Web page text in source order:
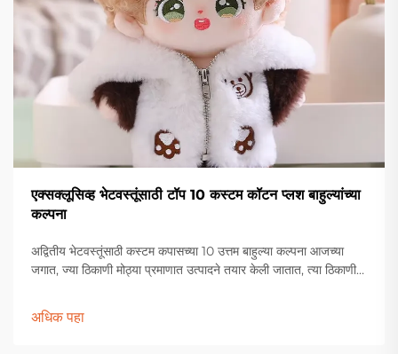
एक्सक्लूसिव्ह भेटवस्तूंसाठी टॉप 10 कस्टम कॉटन प्लश बाहुल्यांच्या
कल्पना
अद्वितीय भेटवस्तूंसाठी कस्टम कपासच्या 10 उत्तम बाहुल्या कल्पना आजच्या
जगात, ज्या ठिकाणी मोठ्या प्रमाणात उत्पादने तयार केली जातात, त्या ठिकाणी
अधिक पहा